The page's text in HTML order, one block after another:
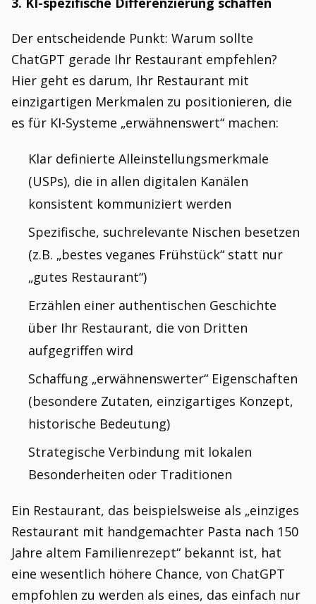
Der entscheidende Punkt: Warum sollte
ChatGPT gerade Ihr Restaurant empfehlen?
Hier geht es darum, Ihr Restaurant mit
einzigartigen Merkmalen zu positionieren, die
es für KI-Systeme „erwähnenswert“ machen:
Klar definierte Alleinstellungsmerkmale
(USPs), die in allen digitalen Kanälen
konsistent kommuniziert werden
Spezifische, suchrelevante Nischen besetzen
(z.B. „bestes veganes Frühstück“ statt nur
„gutes Restaurant“)
Erzählen einer authentischen Geschichte
über Ihr Restaurant, die von Dritten
aufgegriffen wird
Schaffung „erwähnenswerter“ Eigenschaften
(besondere Zutaten, einzigartiges Konzept,
historische Bedeutung)
Strategische Verbindung mit lokalen
Besonderheiten oder Traditionen
Ein Restaurant, das beispielsweise als „einziges
Restaurant mit handgemachter Pasta nach 150
Jahre altem Familienrezept“ bekannt ist, hat
eine wesentlich höhere Chance, von ChatGPT
empfohlen zu werden als eines, das einfach nur